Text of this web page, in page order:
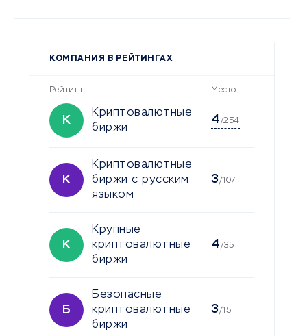
КОМПАНИЯ В РЕЙТИНГАХ
Рейтинг Место
К
Криптовалютные
биржи
4/254
К
Криптовалютные
биржи с русским
языком
3/107
К
Крупные
криптовалютные
биржи
4/35
Б
Безопасные
криптовалютные
биржи
3/15